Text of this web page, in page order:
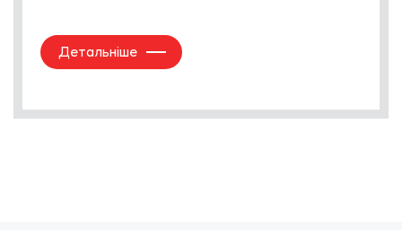
Детальніше